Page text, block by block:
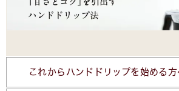
これからハンドドリップを始める方